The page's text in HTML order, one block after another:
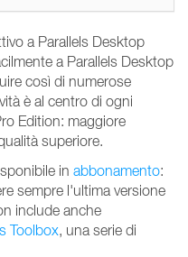
a Parallels Desktop
a Parallels Desktop
così di numerose
è al centro di ogni
Edition: maggiore
superiore.
in abbonamento:
sempre l'ultima versione
include anche
Toolbox, una serie di